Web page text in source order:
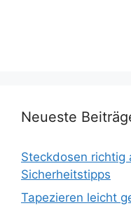
Neueste
Steckdosen richtig
Sicherheitstipps
Tapezieren leicht